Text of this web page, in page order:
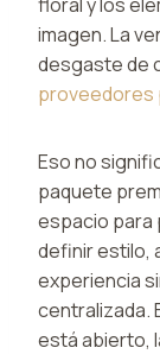
imagen. La
desgaste de
proveedores
Eso no
paquete
espacio para
definir estilo,
experiencia
centralizada.
está abierto,